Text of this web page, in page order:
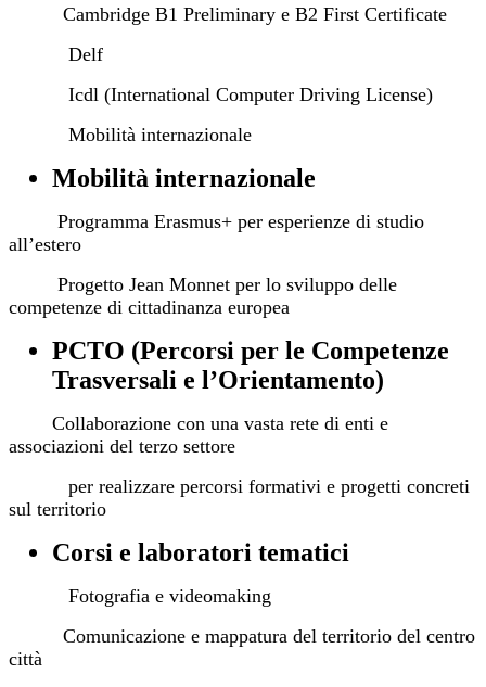
Cambridge B1 Preliminary e B2 First Certificate
Delf
Icdl (International Computer Driving License)
Mobilità internazionale
Mobilità internazionale
Programma Erasmus+ per esperienze di studio
all’estero
Progetto Jean Monnet per lo sviluppo delle
competenze di cittadinanza europea
PCTO (Percorsi per le Competenze
Trasversali e l’Orientamento)
Collaborazione con una vasta rete di enti e
associazioni del terzo settore
per realizzare percorsi formativi e progetti concreti
sul territorio
Corsi e laboratori tematici
Fotografia e videomaking
Comunicazione e mappatura del territorio del centro
città